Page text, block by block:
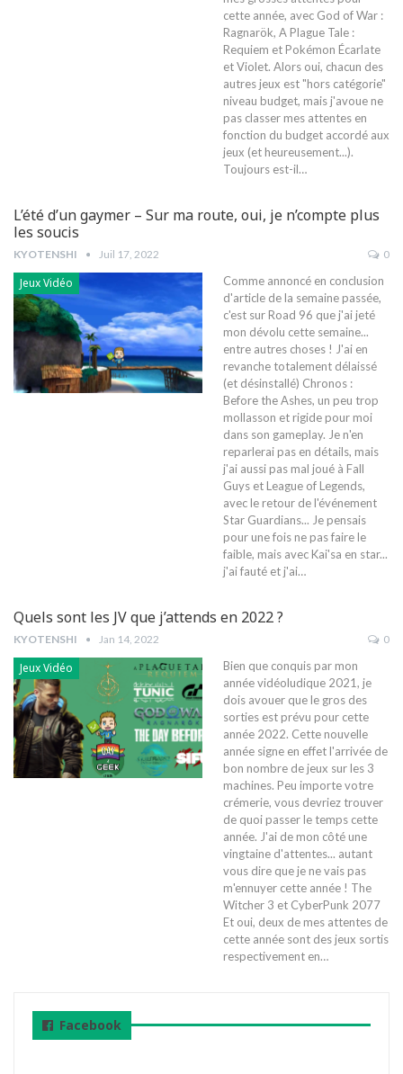
cette année, avec God of War :
Ragnarök, A Plague Tale :
Requiem et Pokémon Écarlate
et Violet. Alors oui, chacun des
autres jeux est "hors catégorie"
niveau budget, mais j'avoue ne
pas classer mes attentes en
fonction du budget accordé aux
jeux (et heureusement...).
Toujours est-il…
L’été d’un gaymer – Sur ma route, oui, je n’compte plus
les soucis
KYOTENSHI Juil 17, 2022 0
Jeux Vidéo
Comme annoncé en conclusion
d'article de la semaine passée,
c'est sur Road 96 que j'ai jeté
mon dévolu cette semaine...
entre autres choses ! J'ai en
revanche totalement délaissé
(et désinstallé) Chronos :
Before the Ashes, un peu trop
mollasson et rigide pour moi
dans son gameplay. Je n'en
reparlerai pas en détails, mais
j'ai aussi pas mal joué à Fall
Guys et League of Legends,
avec le retour de l'événement
Star Guardians... Je pensais
pour une fois ne pas faire le
faible, mais avec Kai'sa en star...
j'ai fauté et j'ai…
Quels sont les JV que j’attends en 2022 ?
KYOTENSHI Jan 14, 2022 0
Jeux Vidéo
Bien que conquis par mon
année vidéoludique 2021, je
dois avouer que le gros des
sorties est prévu pour cette
année 2022. Cette nouvelle
année signe en effet l'arrivée de
bon nombre de jeux sur les 3
machines. Peu importe votre
crémerie, vous devriez trouver
de quoi passer le temps cette
année. J'ai de mon côté une
vingtaine d'attentes... autant
vous dire que je ne vais pas
m'ennuyer cette année ! The
Witcher 3 et CyberPunk 2077
Et oui, deux de mes attentes de
cette année sont des jeux sortis
respectivement en…
Facebook